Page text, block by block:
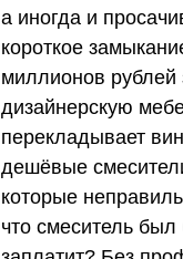
а иногда и
короткое
миллионов рублей
дизайнерскую
перекладывает
дешёвые
которые
что смеситель